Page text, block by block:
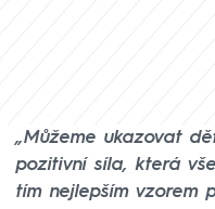
„Můžeme ukazovat
pozitivní síla, která
tím nejlepším vzorem